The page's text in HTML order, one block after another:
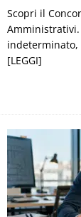
Scopri il
indeterminato,
[LEGGI]